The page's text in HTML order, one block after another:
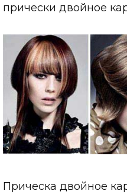
прически двойное
Прическа двойное